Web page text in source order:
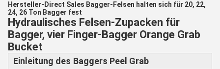
Hersteller-Direct Sales Bagger-Felsen halten sich für 20, 22,
24, 26 Ton Bagger fest
Hydraulisches Felsen-Zupacken für
Bagger, vier Finger-Bagger Orange Grab
Bucket
Einleitung des Baggers Peel Grab